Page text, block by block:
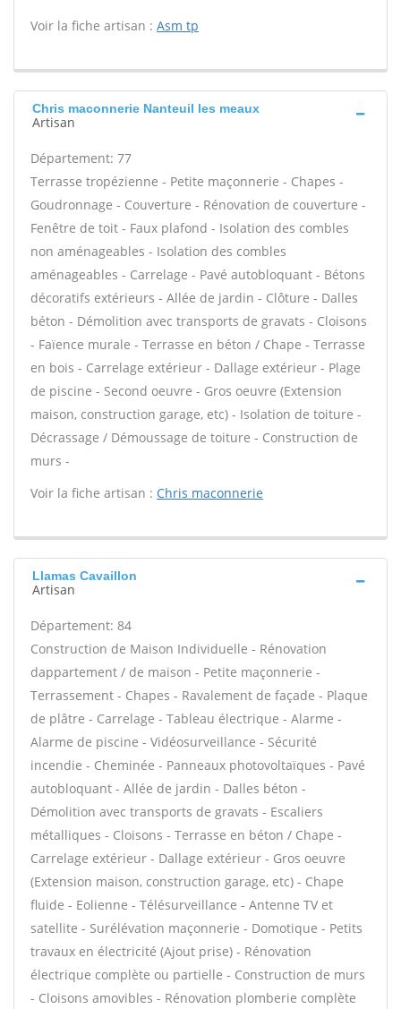
Voir la fiche artisan : Asm tp
Chris maconnerie Nanteuil les meaux
Artisan
Département: 77
Terrasse tropézienne - Petite maçonnerie - Chapes -
Goudronnage - Couverture - Rénovation de couverture -
Fenêtre de toit - Faux plafond - Isolation des combles
non aménageables - Isolation des combles
aménageables - Carrelage - Pavé autobloquant - Bétons
décoratifs extérieurs - Allée de jardin - Clôture - Dalles
béton - Démolition avec transports de gravats - Cloisons
- Faïence murale - Terrasse en béton / Chape - Terrasse
en bois - Carrelage extérieur - Dallage extérieur - Plage
de piscine - Second oeuvre - Gros oeuvre (Extension
maison, construction garage, etc) - Isolation de toiture -
Décrassage / Démoussage de toiture - Construction de
murs -
Voir la fiche artisan : Chris maconnerie
Llamas Cavaillon
Artisan
Département: 84
Construction de Maison Individuelle - Rénovation
dappartement / de maison - Petite maçonnerie -
Terrassement - Chapes - Ravalement de façade - Plaque
de plâtre - Carrelage - Tableau électrique - Alarme -
Alarme de piscine - Vidéosurveillance - Sécurité
incendie - Cheminée - Panneaux photovoltaïques - Pavé
autobloquant - Allée de jardin - Dalles béton -
Démolition avec transports de gravats - Escaliers
métalliques - Cloisons - Terrasse en béton / Chape -
Carrelage extérieur - Dallage extérieur - Gros oeuvre
(Extension maison, construction garage, etc) - Chape
fluide - Eolienne - Télésurveillance - Antenne TV et
satellite - Surélévation maçonnerie - Domotique - Petits
travaux en électricité (Ajout prise) - Rénovation
électrique complète ou partielle - Construction de murs
- Cloisons amovibles - Rénovation plomberie complète